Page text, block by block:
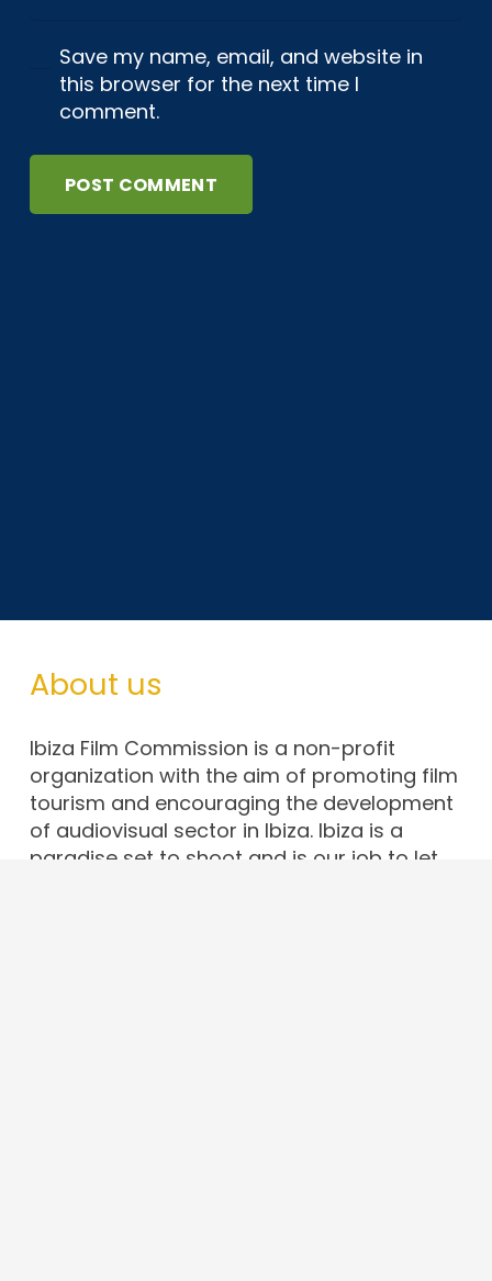
Save my name, email, and website in
this browser for the next time I
comment.
POST COMMENT
About us
Ibiza Film Commission is a non-profit
organization with the aim of promoting film
tourism and encouraging the development
of audiovisual sector in Ibiza. Ibiza is a
paradise set to shoot and is our job to let